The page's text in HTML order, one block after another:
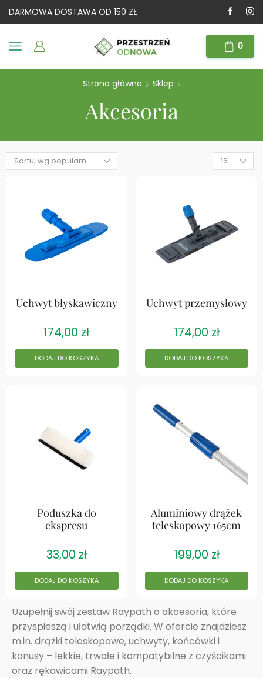
DARMOWA DOSTAWA OD 150 ZŁ
0
Strona główna Sklep
Akcesoria
Uzupełnij swój zestaw Raypath o akcesoria, które
przyspieszą i ułatwią porządki. W ofercie znajdziesz
m.in. drążki teleskopowe, uchwyty, końcówki i
konusy – lekkie, trwałe i kompatybilne z czyścikami
oraz rękawicami Raypath.
Uchwyt błyskawiczny
174,00 zł
DODAJ DO KOSZYKA
Uchwyt przemysłowy
174,00 zł
DODAJ DO KOSZYKA
Poduszka do
ekspresu
33,00 zł
DODAJ DO KOSZYKA
Aluminiowy drążek
teleskopowy 165cm
199,00 zł
DODAJ DO KOSZYKA